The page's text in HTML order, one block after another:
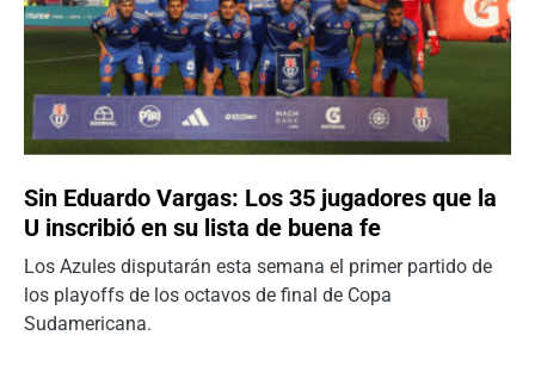
Sin Eduardo Vargas: Los 35 jugadores que la
U inscribió en su lista de buena fe
Los Azules disputarán esta semana el primer partido de
los playoffs de los octavos de final de Copa
Sudamericana.